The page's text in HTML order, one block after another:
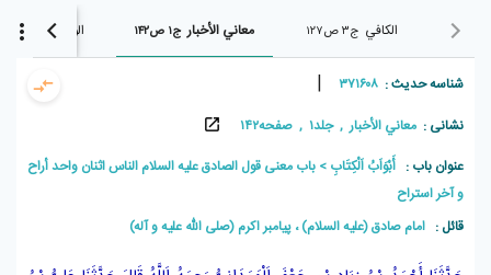
الکافي ج۳ ص۱۲۷ معاني الأخبار ج۱ ص۱۴۲ الوافيج۲۴ ص۲۴۳
شناسه حدیث : ۳۷۱۶۰۸ |
نشانی : معاني الأخبار , جلد۱ , صفحه۱۴۲
عنوان باب : أَبْوَاَبُ اَلْكِتَابِ
باب معنى قول الصادق عليه السلام الناس اثنان واحد أراح
و آخر استراح
قائل : امام صادق (علیه السلام) ، پيامبر اکرم (صلی الله علیه و آله)